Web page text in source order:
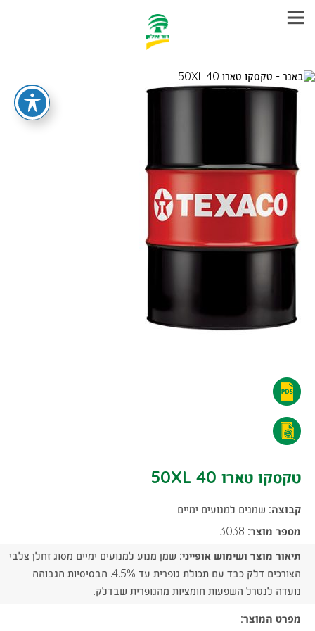
מעבר
מהיר
לתוכן
הראשי
40
-
הורדת
קובץ
PDF
50XL
40
הורדת
קובץ
PDF
טקסקו טארו 50XL 40
קבוצה: שמנים למנועים ימיים
מספר מוצר:
תיאור מוצר ושימוש אופייני: שמן מנוע למנועים ימיים מסוג זחלן צלבי
הצורכים דלק כבד עם תכולת גופרית עד 4.5%. הבסיסיות הגבוהה
נועדה לנטרל השפעות חומציות מהגופרית שבדלק.
מפרט המוצר: